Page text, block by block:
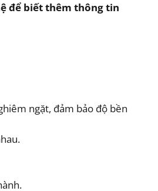
để biết thêm thông tin
ngặt, đảm bảo độ bền